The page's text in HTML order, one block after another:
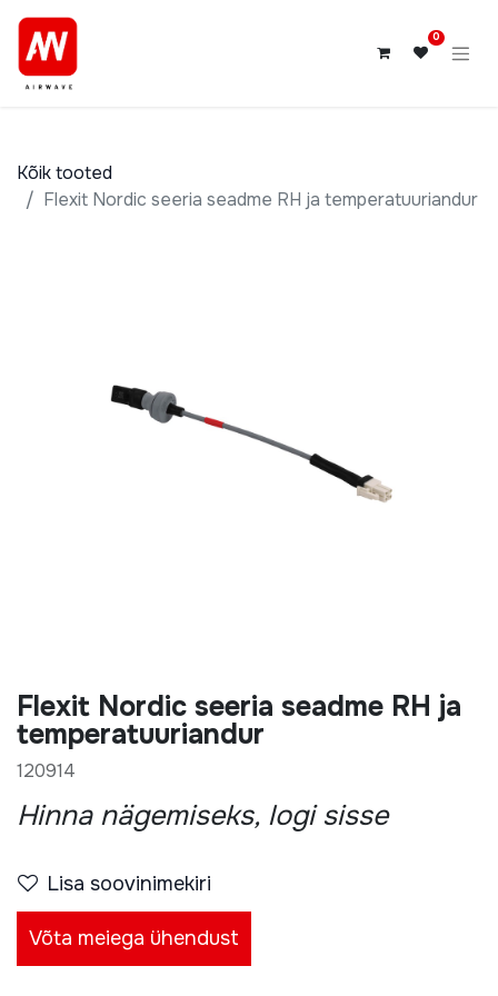
0
Kõik tooted
Flexit Nordic seeria seadme RH ja temperatuuriandur
Flexit Nordic seeria seadme RH ja
temperatuuriandur
120914
Hinna nägemiseks, logi sisse
Lisa soovinimekiri
Võta meiega ühendust